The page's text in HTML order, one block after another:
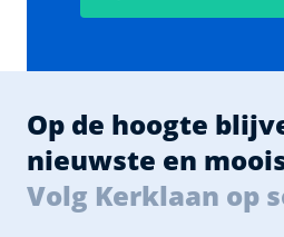
Op de hoogte
nieuwste en
Volg Kerklaan op